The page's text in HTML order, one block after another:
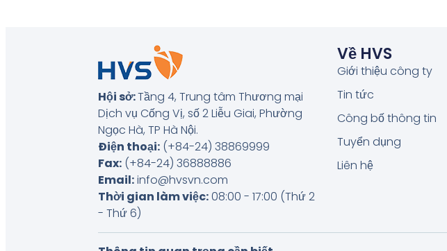
Hội sở:Tầng 4, Trung tâm Thương mại
Dịch vụ Cống Vị, số 2 Liễu Giai, Phường
Ngọc Hà, TP Hà Nội.
Điện thoại:(+84-24) 38869999
Fax:(+84-24) 36888886
Email:info@hvsvn.com
Thời gian làm việc:08:00 - 17:00 (Thứ 2
- Thứ 6)
Về HVS
Giới thiệu công ty
Tin tức
Công bố thông tin
Tuyển dụng
Liên hệ